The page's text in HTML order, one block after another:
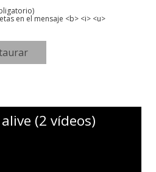
en el mensaje <b> <i> <u>
(2 vídeos)